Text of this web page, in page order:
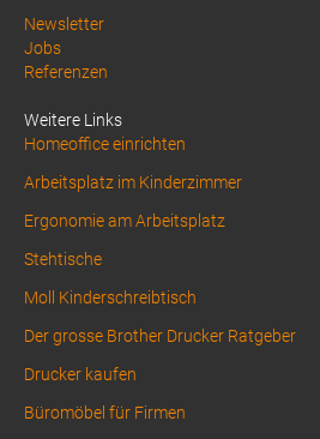
Above
Footer
Newsletter
Jobs
Referenzen
Weitere Links
Homeoffice einrichten
Arbeitsplatz im Kinderzimmer
Ergonomie am Arbeitsplatz
Stehtische
Moll Kinderschreibtisch
Der grosse Brother Drucker Ratgeber
Drucker kaufen
Büromöbel für Firmen